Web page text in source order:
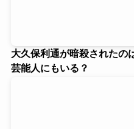
大久保利通が暗殺されたの
芸能人にもいる？